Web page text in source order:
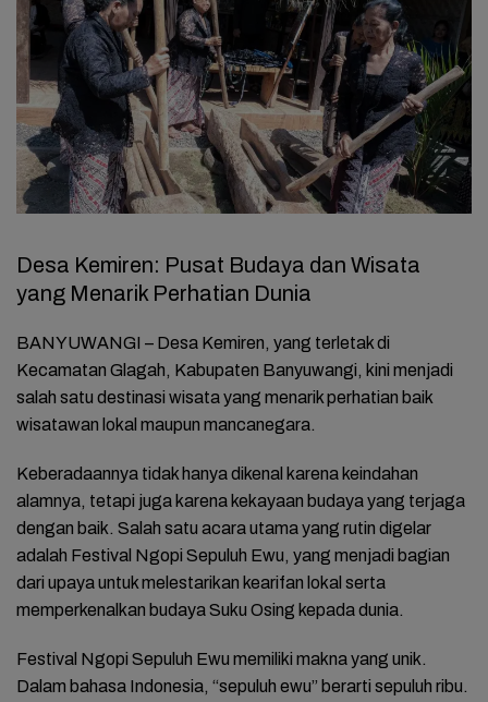
Desa Kemiren: Pusat Budaya dan Wisata
yang Menarik Perhatian Dunia
BANYUWANGI – Desa Kemiren, yang terletak di
Kecamatan Glagah, Kabupaten Banyuwangi, kini menjadi
salah satu destinasi wisata yang menarik perhatian baik
wisatawan lokal maupun mancanegara.
Keberadaannya tidak hanya dikenal karena keindahan
alamnya, tetapi juga karena kekayaan budaya yang terjaga
dengan baik. Salah satu acara utama yang rutin digelar
adalah Festival Ngopi Sepuluh Ewu, yang menjadi bagian
dari upaya untuk melestarikan kearifan lokal serta
memperkenalkan budaya Suku Osing kepada dunia.
Festival Ngopi Sepuluh Ewu memiliki makna yang unik.
Dalam bahasa Indonesia, “sepuluh ewu” berarti sepuluh ribu.